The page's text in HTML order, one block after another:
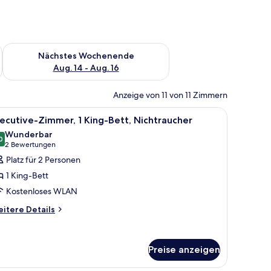
Aug. 7 - Aug. 9.
Nächstes Wochenende
Aug. 14 - Aug. 16
Überprüfe die Verfügbarkeit für nächstes Wochenende, Aug.
Anzeige von 11 von 11 Zimmern
der Wand.Bett, einem Schreibtisch, einem Sessel, einem grünen Sofa und
Ein Hotelzimmer mit einem großen Bett,
5 Zimmer, 1 King-Bett, Nichtraucher
von 10
Wunderbar
2 Bewertungen
(2
Bewertungen)
Platz für 2 Personen
1 King-Bett
Kostenloses WLAN
Details
Preise anzeigen